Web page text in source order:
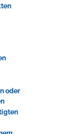
oder